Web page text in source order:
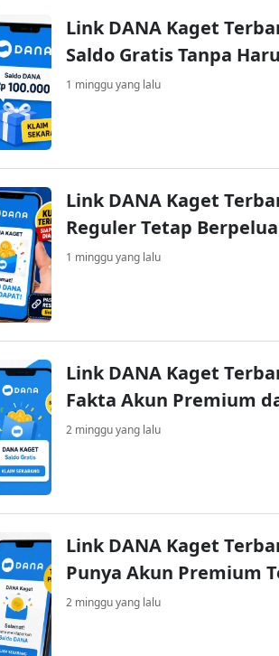
Link DANA Kaget
Saldo Gratis Tanpa
1 minggu yang lalu
Link DANA Kaget
Reguler Tetap
1 minggu yang lalu
Link DANA Kaget
Fakta Akun Premium
2 minggu yang lalu
Link DANA Kaget
Punya Akun Premium
2 minggu yang lalu